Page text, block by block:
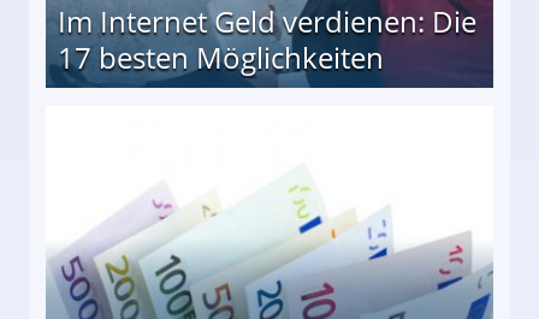
Im Internet Geld verdienen: Die
17 besten Möglichkeiten